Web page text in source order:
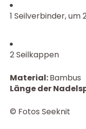
1 Seilverbinder, um
2 Seilkappen
Material:Bambus
Länge der
© Fotos Seeknit